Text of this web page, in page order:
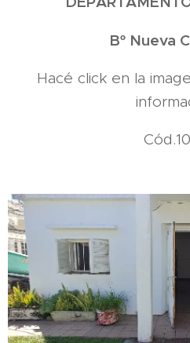
Bº Nueva
Hacé click en la